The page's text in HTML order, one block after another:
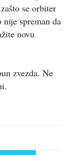
se orbiter
nije spreman da
novu
zvezda. Ne